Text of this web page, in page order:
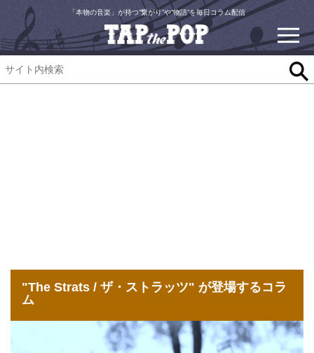
「本物の音楽」が持つ“繋がり”や“物語”を毎日コラム配信
"The Strats / ザ・ストラッツ" が登場するコラ
ム